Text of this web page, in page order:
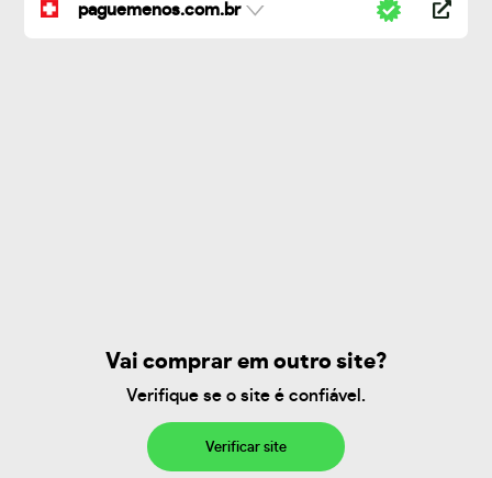
paguemenos.com.br
Vai comprar em outro site?
Verifique se o site é confiável.
Verificar site